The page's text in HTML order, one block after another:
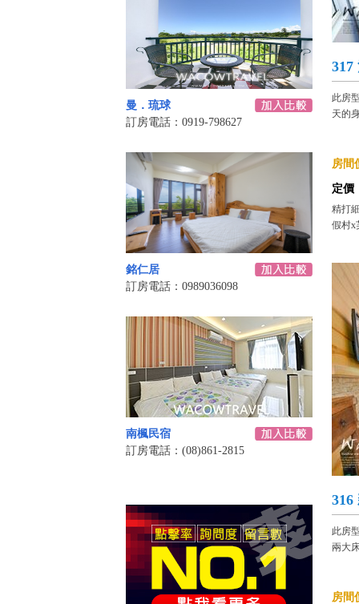
曼．琉球
訂房電話：0919-798627
銘仁居
訂房電話：0989036098
南楓民宿
訂房電話：(08)861-2815
317
此房
天的
房間
定價
精打
假村x
316
此房
兩大
房間